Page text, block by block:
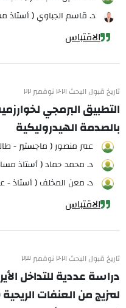
د. قاسم الجباوي ( أستاذ
الاقتباس
تاريخ قبول البحث ٢٠٢١ نوفمبر ٢٢
التطبيق البرمجي
بالصدمة الهيدروليكية
عمر منصور ( ماجستير -
د. محمد حماد ( أستاذ
د. معن المخلف ( أستاذ -
الاقتباس
تاريخ قبول البحث ٢٠٢١ نوفمبر ٢٣
دراسة عددية للتداخل
لمزيج من العنفات